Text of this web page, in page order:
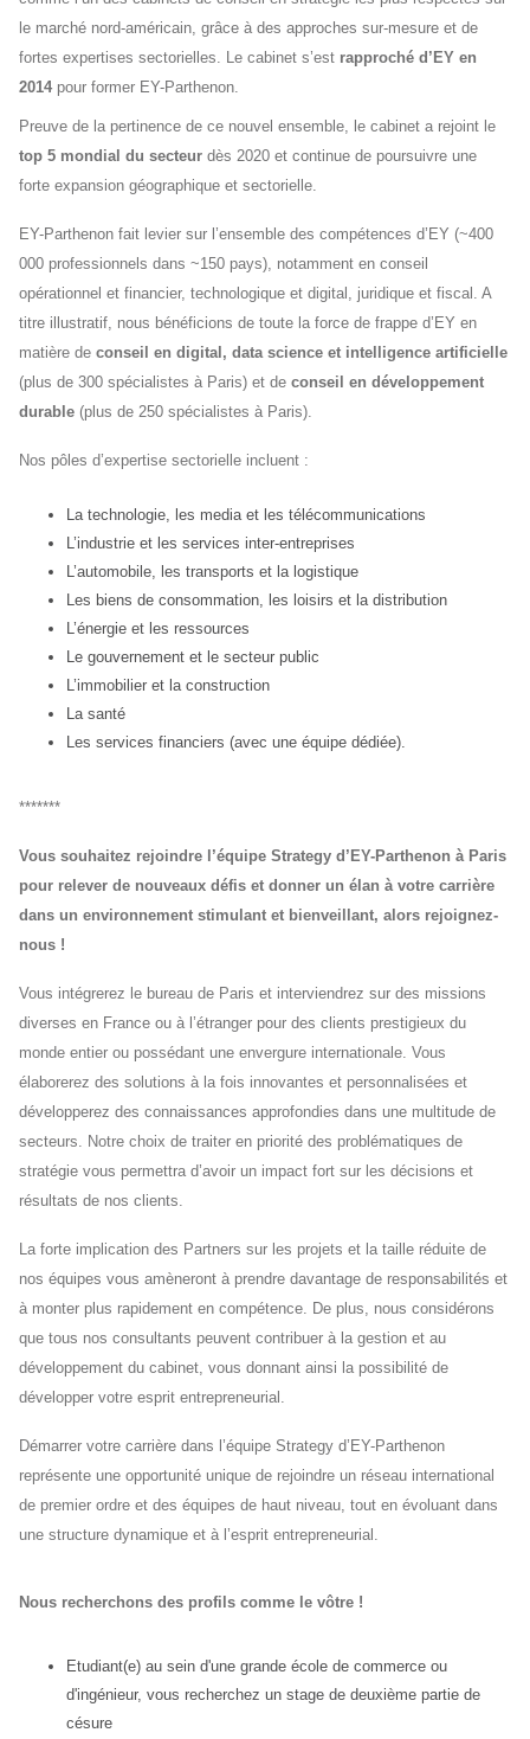
le marché nord-américain, grâce à des approches sur-mesure et de
fortes expertises sectorielles. Le cabinet s’est rapproché d’EY en
2014 pour former EY-Parthenon.
Preuve de la pertinence de ce nouvel ensemble, le cabinet a rejoint le
top 5 mondial du secteur dès 2020 et continue de poursuivre une
forte expansion géographique et sectorielle.
EY-Parthenon fait levier sur l’ensemble des compétences d’EY (~400
000 professionnels dans ~150 pays), notamment en conseil
opérationnel et financier, technologique et digital, juridique et fiscal. A
titre illustratif, nous bénéficions de toute la force de frappe d’EY en
matière de conseil en digital, data science et intelligence artificielle
(plus de 300 spécialistes à Paris) et de conseil en développement
durable (plus de 250 spécialistes à Paris).
Nos pôles d’expertise sectorielle incluent :
La technologie, les media et les télécommunications
L’industrie et les services inter-entreprises
L’automobile, les transports et la logistique
Les biens de consommation, les loisirs et la distribution
L’énergie et les ressources
⁠Le gouvernement et le secteur public
L’immobilier et la construction
La santé
Les services financiers (avec une équipe dédiée).
*******
Vous souhaitez rejoindre l’équipe Strategy d’EY-Parthenon à Paris
pour relever de nouveaux défis et donner un élan à votre carrière
dans un environnement stimulant et bienveillant, alors rejoignez-
nous !
Vous intégrerez le bureau de Paris et interviendrez sur des missions
diverses en France ou à l’étranger pour des clients prestigieux du
monde entier ou possédant une envergure internationale. Vous
élaborerez des solutions à la fois innovantes et personnalisées et
développerez des connaissances approfondies dans une multitude de
secteurs. Notre choix de traiter en priorité des problématiques de
stratégie vous permettra d’avoir un impact fort sur les décisions et
résultats de nos clients.
La forte implication des Partners sur les projets et la taille réduite de
nos équipes vous amèneront à prendre davantage de responsabilités et
à monter plus rapidement en compétence. De plus, nous considérons
que tous nos consultants peuvent contribuer à la gestion et au
développement du cabinet, vous donnant ainsi la possibilité de
développer votre esprit entrepreneurial.
Démarrer votre carrière dans l’équipe Strategy d’EY-Parthenon
représente une opportunité unique de rejoindre un réseau international
de premier ordre et des équipes de haut niveau, tout en évoluant dans
une structure dynamique et à l’esprit entrepreneurial.
Nous recherchons des profils comme le vôtre !
Etudiant(e) au sein d'une grande école de commerce ou
d'ingénieur, vous recherchez un stage de deuxième partie de
césure